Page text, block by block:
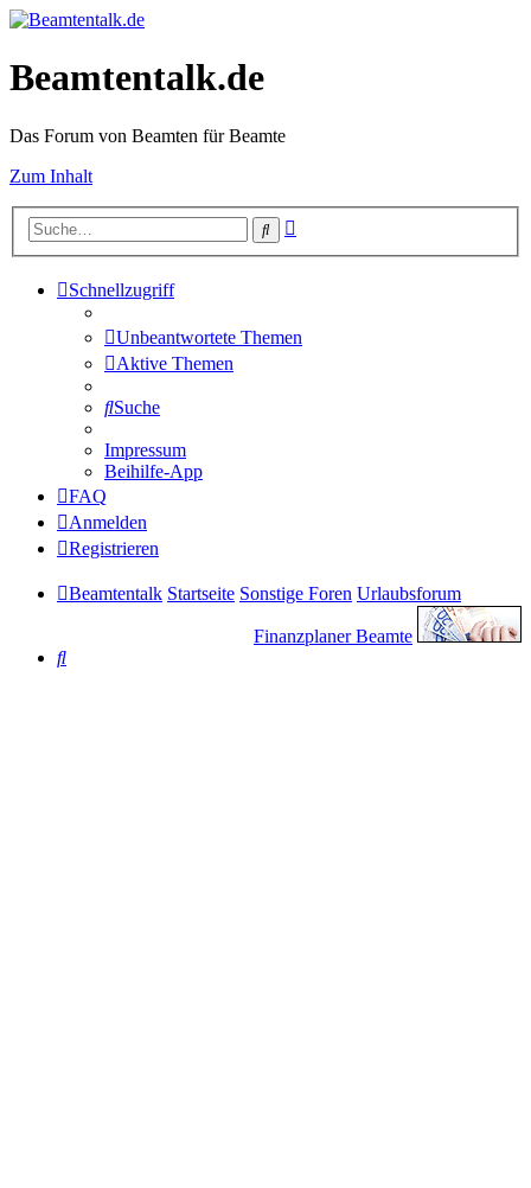
Beamtentalk.de
Das Forum von Beamten für Beamte
Zum Inhalt
Suche
Schnellzugriff
Unbeantwortete Themen
Aktive Themen
Suche
Impressum
Beihilfe-App
FAQ
Anmelden
Registrieren
Beamtentalk Startseite Sonstige Foren Urlaubsforum
Finanzplaner Beamte
Suche